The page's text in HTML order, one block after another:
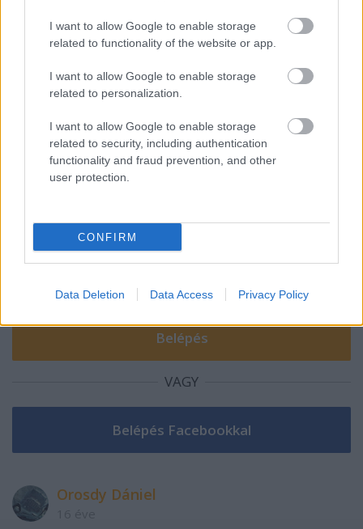
I want to allow Google to enable storage
related to functionality of the website or app.
I want to allow Google to enable storage
related to personalization.
I want to allow Google to enable storage
related to security, including authentication
functionality and fraud prevention, and other
user protection.
CONFIRM
Data Deletion Data Access Privacy Policy
Itt a júliusi Filmvilág!
Szólj hozzá!
VAGY
Orosdy Dániel